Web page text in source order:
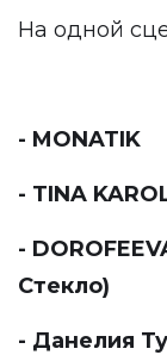
На одной
- MONATIK
- TINA
-
Стекло)
- Данелия